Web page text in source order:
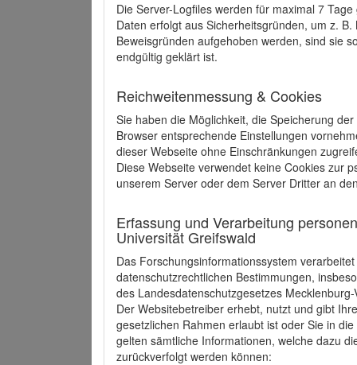
Die Server-Logfiles werden für maximal 7
Daten erfolgt aus Sicherheitsgründen, um z.
Beweisgründen aufgehoben werden, sind sie
endgültig geklärt ist.
Reichweitenmessung & Cookies
Sie haben die Möglichkeit, die Speicherung
Browser entsprechende Einstellungen
dieser Webseite ohne Einschränkungen
Diese Webseite verwendet keine Cookies zur
unserem Server oder dem Server Dritter an
Erfassung und Verarbeitung
Universität Greifswald
Das Forschungsinformationssystem
datenschutzrechtlichen Bestimmungen,
des Landesdatenschutzgesetzes
Der Websitebetreiber erhebt, nutzt und gibt
gesetzlichen Rahmen erlaubt ist oder Sie in
gelten sämtliche Informationen, welche dazu
zurückverfolgt werden können: